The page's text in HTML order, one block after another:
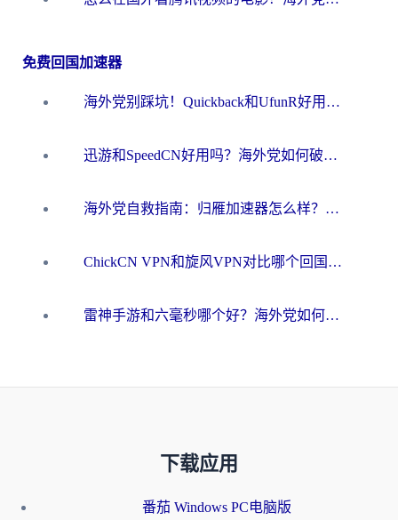
免费回国加速器
海外党别踩坑！Quickback和UfunR好用吗？选对回国加速器才能无缝刷国内资源
迅游和SpeedCN好用吗？海外党如何破解那道看不见的墙
海外党自救指南：归雁加速器怎么样？教你避开坑实现国内资源无缝访问
ChickCN VPN和旋风VPN对比哪个回国效果更好？海外用户的选择困境与出路
雷神手游和六毫秒哪个好？海外党如何真正解锁国内资源
下载应用
番茄 Windows PC电脑版